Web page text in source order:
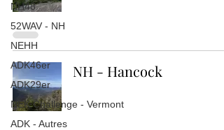
NH48
52WAV - NH
NEHH
ADK46er
ADK29er
NEK Challenge - Vermont
ADK - Autres
NH - Hancock